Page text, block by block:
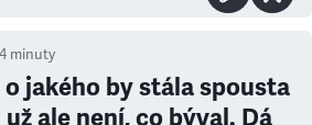
4 minuty
o jakého by stála spousta
ale není, co býval. Dá